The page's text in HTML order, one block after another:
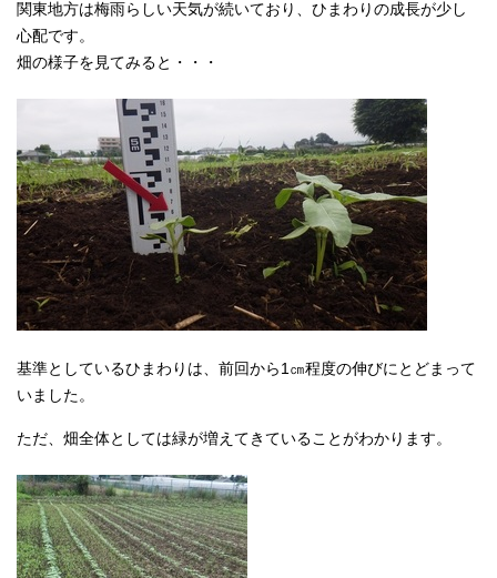
関東地方は梅雨らしい天気が続いており、ひまわりの成長が少し
心配です。
畑の様子を見てみると・・・
基準としているひまわりは、前回から1㎝程度の伸びにとどまって
いました。
ただ、畑全体としては緑が増えてきていることがわかります。